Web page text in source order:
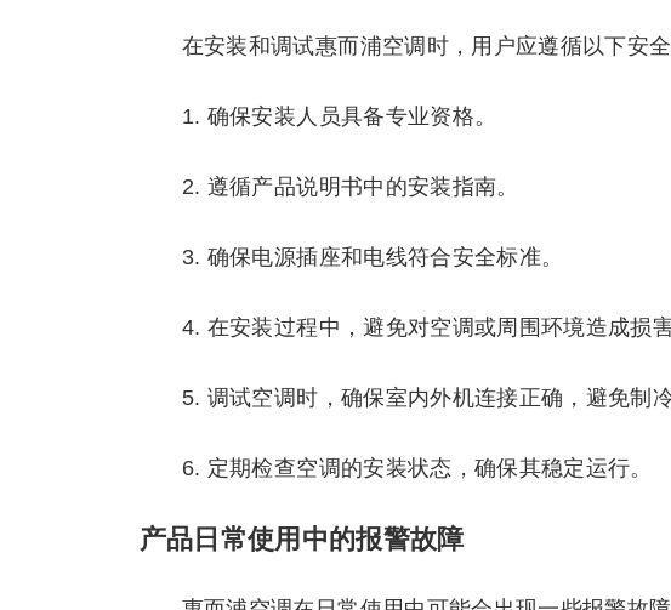
在安装和调试惠而浦空调时，用户应遵循以下安全
1. 确保安装人员具备专业资格。
2. 遵循产品说明书中的安装指南。
3. 确保电源插座和电线符合安全标准。
4. 在安装过程中，避免对空调或周围环境造成损害
5. 调试空调时，确保室内外机连接正确，避免制冷
6. 定期检查空调的安装状态，确保其稳定运行。
产品日常使用中的报警故障